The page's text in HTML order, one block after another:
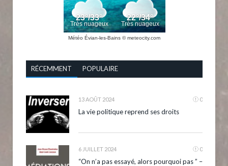
Météo Évian-les-Bains © meteocity.com
RÉCEMMENT POPULAIRE
13 AOÛT 2024 0
La vie politique reprend ses droits
6 JUILLET 2024 0
“On n’a pas essayé, alors pourquoi pas ” –